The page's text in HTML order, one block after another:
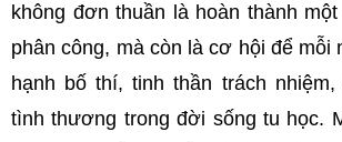
không đơn thuần là hoàn thành
phân công, mà còn là cơ hội để mỗi
hạnh bố thí, tinh thần trách
tình thương trong đời sống tu học.